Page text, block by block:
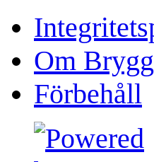
Om
Förbehåll